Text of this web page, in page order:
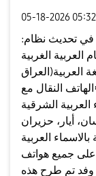
‎05-18-2026
:في تحديث نظام Google play, الاخير لشهر نيسان / أبريل
العربية الغربية
العربية(العراق
الهاتف النقال مع
الشرقية
أيار، حزيران
العربية
على جميع هواتف
وفد تم طرح هذه